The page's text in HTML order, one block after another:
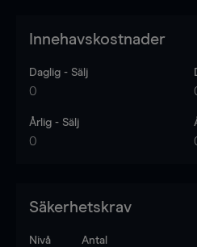
Innehavskostnader
Daglig - Sälj
0
Årlig - Sälj
0
Säkerhetskrav
Nivå Antal